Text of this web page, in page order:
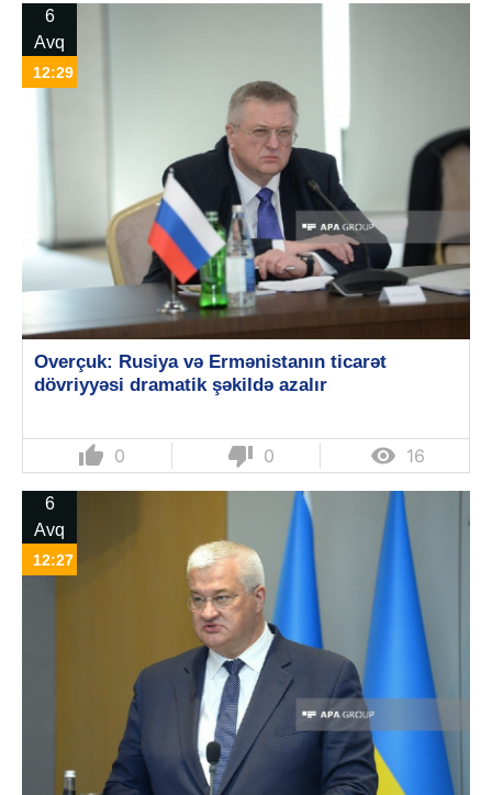
6
Avq
12:29
Overçuk: Rusiya və Ermənistanın ticarət
dövriyyəsi dramatik şəkildə azalır
thumb_up 0 thumb_down 0  16
6
Avq
12:27